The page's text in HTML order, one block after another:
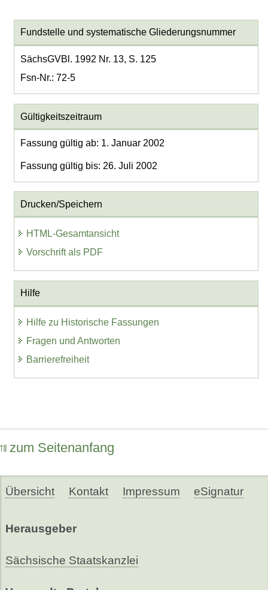
Fundstelle und systematische Gliederungsnummer
SächsGVBl. 1992 Nr. 13, S. 125
Fsn-Nr.: 72-5
Gültigkeitszeitraum
Fassung gültig ab: 1. Januar 2002
Fassung gültig bis: 26. Juli 2002
Drucken/Speichern
HTML-Gesamtansicht
Vorschrift als PDF
Hilfe
Hilfe zu Historische Fassungen
Fragen und Antworten
Barrierefreiheit
zum Seitenanfang
Übersicht Kontakt Impressum eSignatur
Herausgeber
Sächsische Staatskanzlei